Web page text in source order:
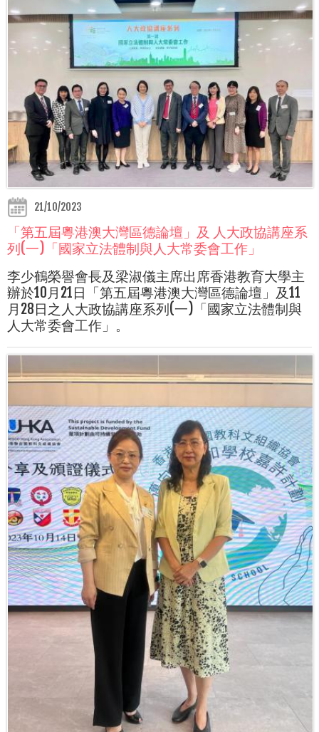
21/10/2023
「第五屆粵港澳大灣區德論壇」及 人大政協講座系
列(一)「國家立法體制與人大常委會工作」
李少鶴榮譽會長及梁淑儀主席出席香港教育大學主
辦於10月21日「第五屆粵港澳大灣區德論壇」及11
月28日之人大政協講座系列(一)「國家立法體制與
人大常委會工作」。